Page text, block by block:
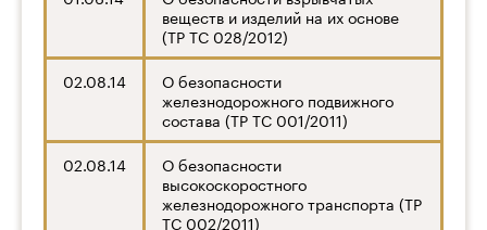
веществ и изделий на их основе
(ТР ТС 028/2012)
02.08.14
О безопасности
железнодорожного подвижного
состава (ТР ТС 001/2011)
02.08.14
О безопасности
высокоскоростного
железнодорожного транспорта (ТР
ТС 002/2011)